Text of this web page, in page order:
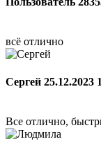
всё отлично
Сергей 25.12.2023
Все отлично,